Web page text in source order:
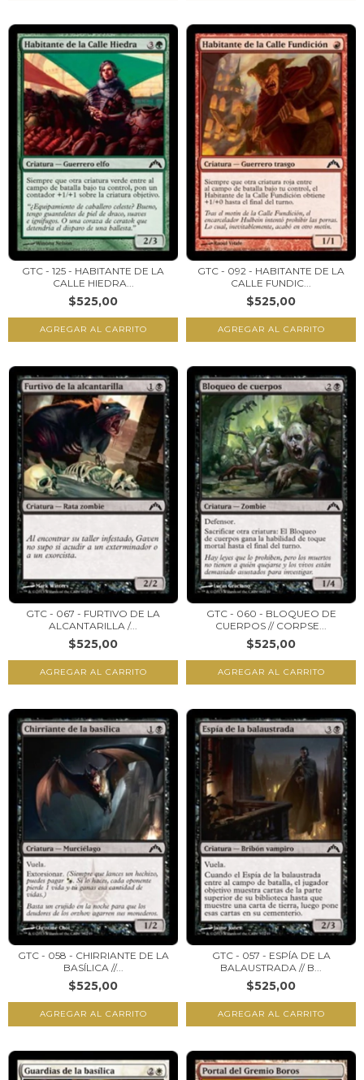
GTC - 125 - HABITANTE DE LA
CALLE HIEDRA...
$525,00
GTC - 092 - HABITANTE DE LA
CALLE FUNDIC...
$525,00
GTC - 067 - FURTIVO DE LA
ALCANTARILLA /...
$525,00
GTC - 060 - BLOQUEO DE
CUERPOS // CORPSE...
$525,00
GTC - 058 - CHIRRIANTE DE LA
BASÍLICA //...
$525,00
GTC - 057 - ESPÍA DE LA
BALAUSTRADA // B...
$525,00